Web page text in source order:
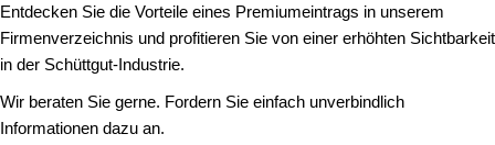
Entdecken Sie die Vorteile eines Premiumeintrags in unserem
Firmenverzeichnis und profitieren Sie von einer erhöhten Sichtbarkeit
in der Schüttgut-Industrie.
Wir beraten Sie gerne. Fordern Sie einfach unverbindlich
Informationen dazu an.